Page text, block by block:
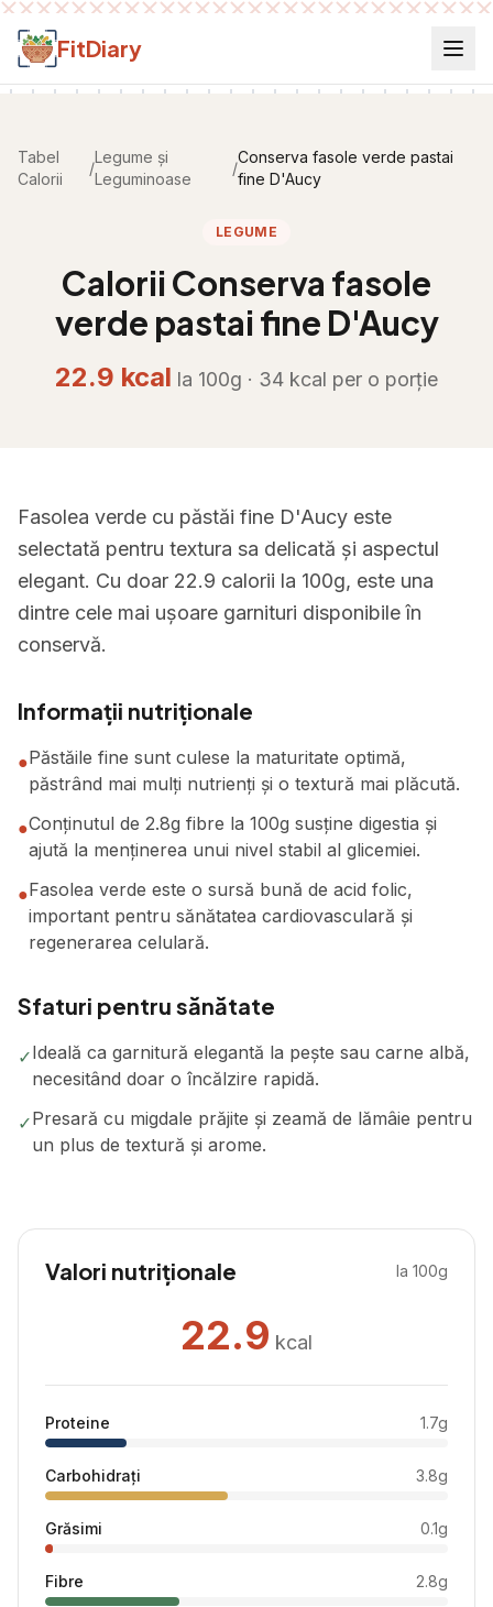
Salt la conținut
FitDiary
Tabel
Calorii
/
Legume și
Leguminoase
/
Conserva fasole verde pastai
fine D'Aucy
LEGUME
Calorii Conserva fasole
verde pastai fine D'Aucy
22.9 kcal la 100g · 34 kcal per o porție
Fasolea verde cu păstăi fine D'Aucy este
selectată pentru textura sa delicată și aspectul
elegant. Cu doar 22.9 calorii la 100g, este una
dintre cele mai ușoare garnituri disponibile în
conservă.
Informații nutriționale
●Păstăile fine sunt culese la maturitate optimă,
păstrând mai mulți nutrienți și o textură mai plăcută.
●Conținutul de 2.8g fibre la 100g susține digestia și
ajută la menținerea unui nivel stabil al glicemiei.
●Fasolea verde este o sursă bună de acid folic,
important pentru sănătatea cardiovasculară și
regenerarea celulară.
Sfaturi pentru sănătate
✓Ideală ca garnitură elegantă la pește sau carne albă,
necesitând doar o încălzire rapidă.
✓Presară cu migdale prăjite și zeamă de lămâie pentru
un plus de textură și arome.
Valori nutriționale la 100g
22.9 kcal
Proteine 1.7g
Carbohidrați 3.8g
Grăsimi 0.1g
Fibre 2.8g